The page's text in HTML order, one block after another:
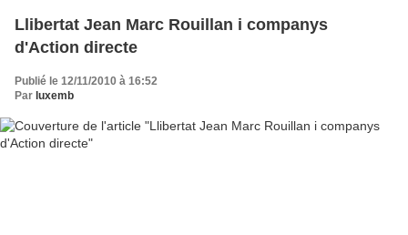
Llibertat Jean Marc Rouillan i companys
d'Action directe
Publié le 12/11/2010 à 16:52
Par luxemb